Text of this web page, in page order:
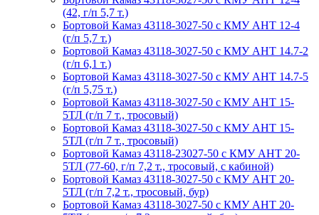
(42, г/п 5,7 т.)
Бортовой Камаз 43118-3027-50 с КМУ АНТ 12-4
(г/п 5,7 т.)
Бортовой Камаз 43118-3027-50 с КМУ АНТ 14.7-2
(г/п 6,1 т.)
Бортовой Камаз 43118-3027-50 с КМУ АНТ 14.7-5
(г/п 5,75 т.)
Бортовой Камаз 43118-3027-50 с КМУ АНТ 15-
5ТЛ (г/п 7 т., тросовый)
Бортовой Камаз 43118-3027-50 с КМУ АНТ 15-
5ТЛ (г/п 7 т., тросовый)
Бортовой Камаз 43118-23027-50 с КМУ АНТ 20-
5ТЛ (77-60, г/п 7,2 т., тросовый, с кабиной)
Бортовой Камаз 43118-3027-50 с КМУ АНТ 20-
5ТЛ (г/п 7,2 т., тросовый, бур)
Бортовой Камаз 43118-3027-50 с КМУ АНТ 20-